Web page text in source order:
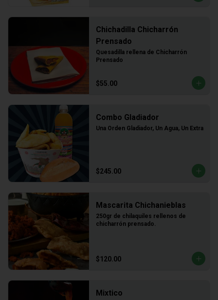
Chichadilla Chicharrón
Prensado
Quesadilla rellena de Chicharrón
Prensado
$55.00
Combo Gladiador
Una Orden Gladiador, Un Agua, Un Extra
$245.00
Mascarita Chichanieblas
250gr de chilaquiles rellenos de
chicharrón prensado.
$120.00
Mixtico